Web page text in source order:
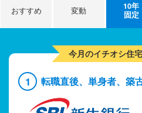
おすすめ 変動
10年
固定
今月のイチオシ住
1 転職直後、単身者、築